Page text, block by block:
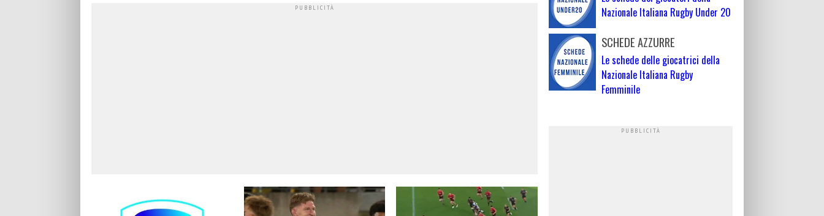
Nazionale Italiana Rugby Under 20
SCHEDE AZZURRE
Le schede delle giocatrici della
Nazionale Italiana Rugby
Femminile